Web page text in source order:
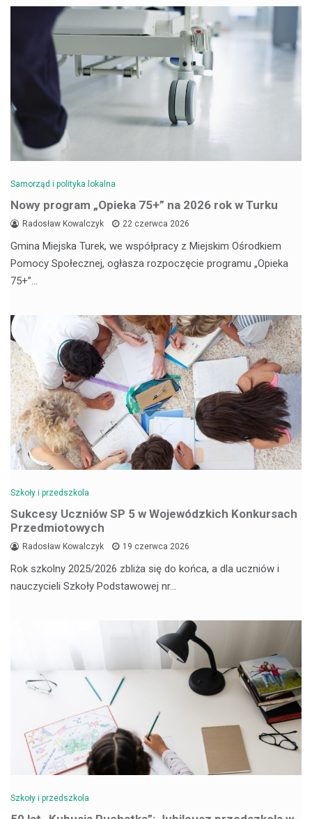
Samorząd i polityka lokalna
Nowy program „Opieka 75+” na 2026 rok w Turku
Radosław Kowalczyk 22 czerwca 2026
Gmina Miejska Turek, we współpracy z Miejskim Ośrodkiem
Pomocy Społecznej, ogłasza rozpoczęcie programu „Opieka
75+”…
Szkoły i przedszkola
Sukcesy Uczniów SP 5 w Wojewódzkich Konkursach
Przedmiotowych
Radosław Kowalczyk 19 czerwca 2026
Rok szkolny 2025/2026 zbliża się do końca, a dla uczniów i
nauczycieli Szkoły Podstawowej nr…
Szkoły i przedszkola